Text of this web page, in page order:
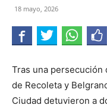
18 mayo, 2026
Tras una
de Recoleta y
Ciudad detuvieron a